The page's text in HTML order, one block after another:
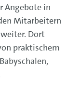
Angebote in
Mitarbeitern
Dort
praktischem